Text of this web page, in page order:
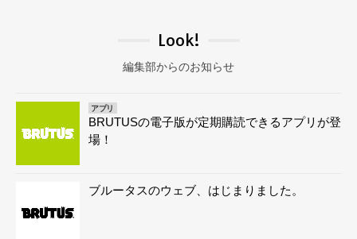
Look!
編集部からのお知らせ
アプリ
BRUTUSの電子版が定期購読できるアプリが登
場！
ブルータスのウェブ、はじまりました。